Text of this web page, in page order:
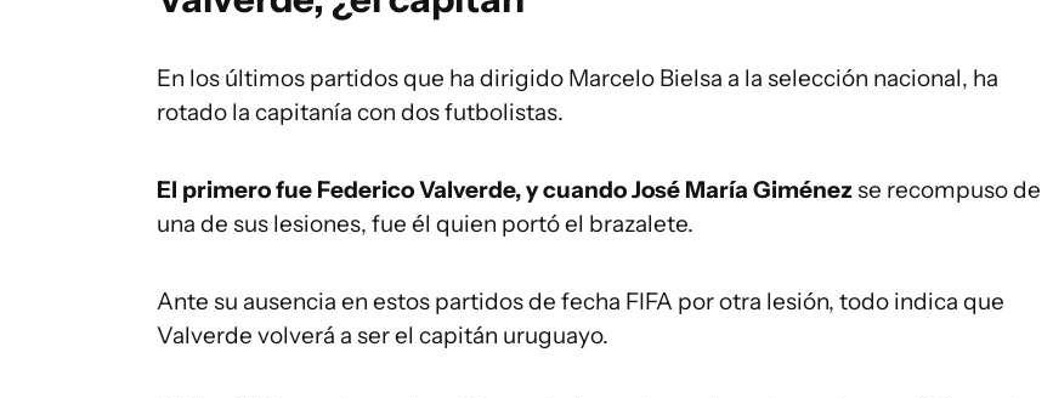
En los últimos partidos que ha dirigido Marcelo Bielsa a la selección nacional, ha
rotado la capitanía con dos futbolistas.
El primero fue Federico Valverde, y cuando José María Giménezse recompuso de
una de sus lesiones, fue él quien portó el brazalete.
Ante su ausencia en estos partidos de fecha FIFA por otra lesión, todo indica que
Valverde volverá a ser el capitán uruguayo.